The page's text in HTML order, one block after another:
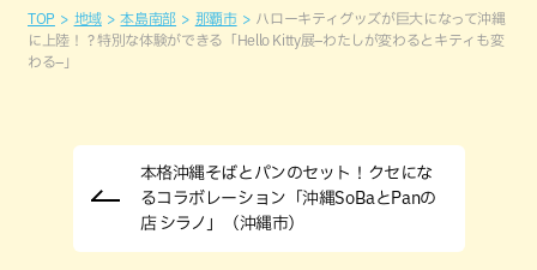
TOP 地域 本島南部 那覇市
ハローキティグッズが巨大になって沖縄
に上陸！？特別な体験ができる「Hello Kitty展–わたしが変わるとキティも変
わる–」
本格沖縄そばとパンのセット！クセにな
るコラボレーション「沖縄SoBaとPanの
店 シラノ」（沖縄市）